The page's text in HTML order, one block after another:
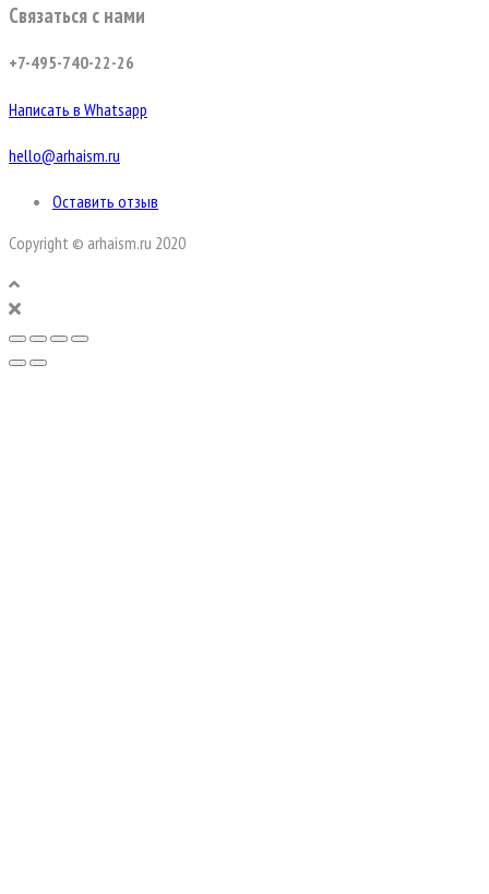
Связаться с нами
+7-495-740-22-26
Написать в Whatsapp
hello@arhaism.ru
Оставить отзыв
Copyright © arhaism.ru 2020